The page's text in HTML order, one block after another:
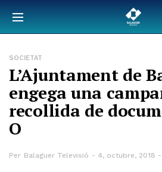
SOCIETAT
L’Ajuntament de
engega una
recollida de
O
Per Balaguer Televisió 4, octubre, 2018